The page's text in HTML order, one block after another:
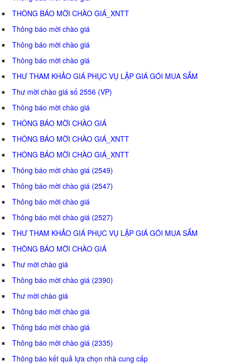
THÔNG BÁO MỜI CHÀO GIÁ_XNTT
Thông báo mời chào giá
Thông báo mời chào giá
Thông báo mời chào giá
THƯ THAM KHẢO GIÁ PHỤC VỤ LẬP GIÁ GÓI MUA SẮM
Thư mời chào giá số 2556 (VP)
Thông báo mời chào giá
THÔNG BÁO MỜI CHÀO GIÁ
THÔNG BÁO MỜI CHÀO GIÁ_XNTT
THÔNG BÁO MỜI CHÀO GIÁ_XNTT
Thông báo mời chào giá (2549)
Thông báo mời chào giá (2547)
Thông báo mời chào giá
Thông báo mời chào giá (2527)
THƯ THAM KHẢO GIÁ PHỤC VỤ LẬP GIÁ GÓI MUA SẮM
THÔNG BÁO MỜI CHÀO GIÁ
Thư mời chào giá
Thông báo mời chào giá (2390)
Thư mời chào giá
Thông báo mời chào giá
Thông báo mời chào giá
Thông báo mời chào giá (2335)
Thông báo kết quả lựa chọn nhà cung cấp